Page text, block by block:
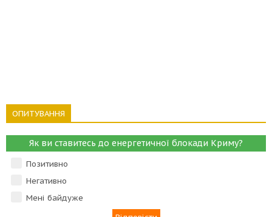
ОПИТУВАННЯ
Як ви ставитесь до енергетичної блокади Криму?
Позитивно
Негативно
Мені байдуже